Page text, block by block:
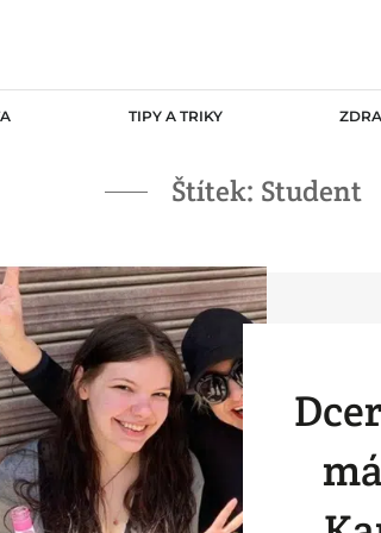
TIPY A TRIKY
Štítek: Student